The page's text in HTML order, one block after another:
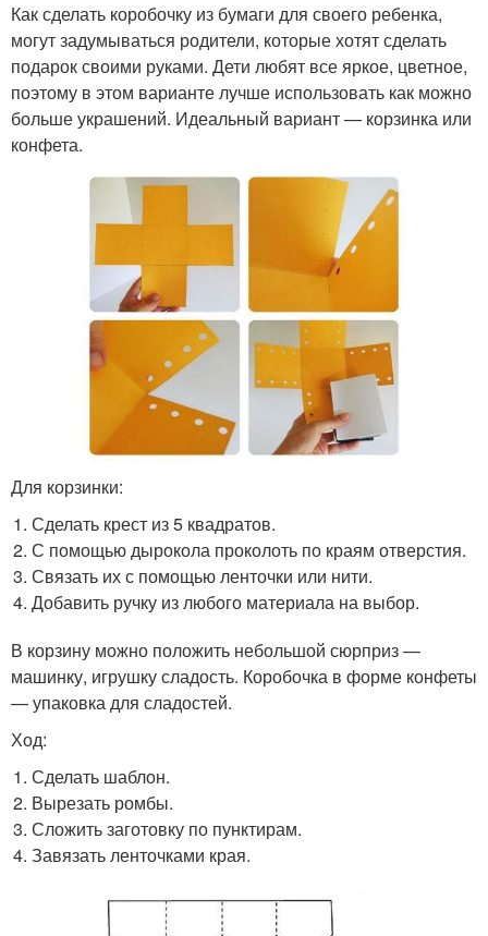
Как сделать коробочку из бумаги для своего ребенка,
могут задумываться родители, которые хотят сделать
подарок своими руками. Дети любят все яркое, цветное,
поэтому в этом варианте лучше использовать как можно
больше украшений. Идеальный вариант — корзинка или
конфета.
Для корзинки:
Сделать крест из 5 квадратов.
С помощью дырокола проколоть по краям отверстия.
Связать их с помощью ленточки или нити.
Добавить ручку из любого материала на выбор.
В корзину можно положить небольшой сюрприз —
машинку, игрушку сладость. Коробочка в форме конфеты
— упаковка для сладостей.
Ход:
Сделать шаблон.
Вырезать ромбы.
Сложить заготовку по пунктирам.
Завязать ленточками края.